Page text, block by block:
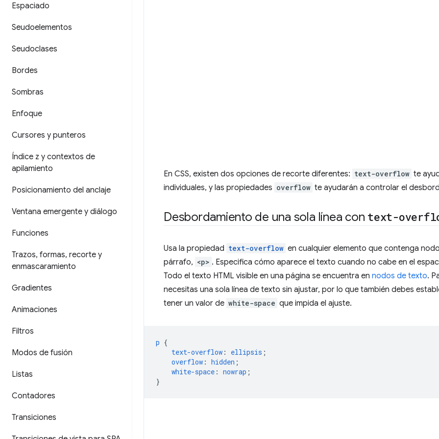
Espaciado
Seudoelementos
Seudoclases
Bordes
Sombras
Enfoque
Cursores y punteros
Índice z y contextos de
apilamiento
Posicionamiento del anclaje
Ventana emergente y diálogo
Funciones
Trazos, formas, recorte y
enmascaramiento
Gradientes
Animaciones
Filtros
Modos de fusión
Listas
Contadores
Transiciones
En CSS, existen dos opciones de recorte diferentes: text-overflow te
individuales, y las propiedades overflow te ayudarán a controlar el
Desbordamiento de una sola línea con text-
Usa la propiedad text-overflow en cualquier elemento que contenga
párrafo, <p> . Especifica cómo aparece el texto cuando no cabe en el
Todo el texto HTML visible en una página se encuentra en nodos de texto.
necesitas una sola línea de texto sin ajustar, por lo que también debes
tener un valor de white-space que impida el ajuste.
p {
text-overflow : ellipsis ;
overflow : hidden ;
white-space : nowrap ;
}